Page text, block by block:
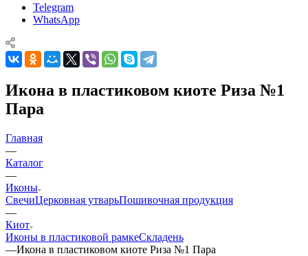
Telegram
WhatsApp
Икона в пластиковом киоте Риза №1
Пара
Главная
—
Каталог
—
Иконы
СвечиЦерковная утварьПошивочная продукция
—
Киот
Иконы в пластиковой рамкеСкладень
—Икона в пластиковом киоте Риза №1 Пара